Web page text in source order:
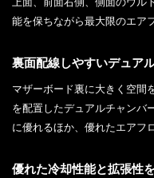
能を保ちながら最大限のエア
裏面配線しやすいデュア
マザーボード裏に大きく空間
を配置したデュアルチャンバ
に優れるほか、優れたエアフ
優れた冷却性能と拡張性